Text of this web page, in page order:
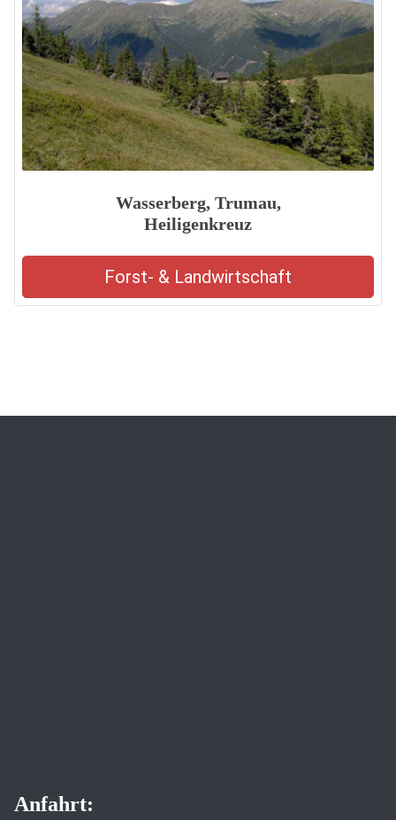
Wasserberg, Trumau,
Heiligenkreuz
Forst- & Landwirtschaft
Anfahrt: